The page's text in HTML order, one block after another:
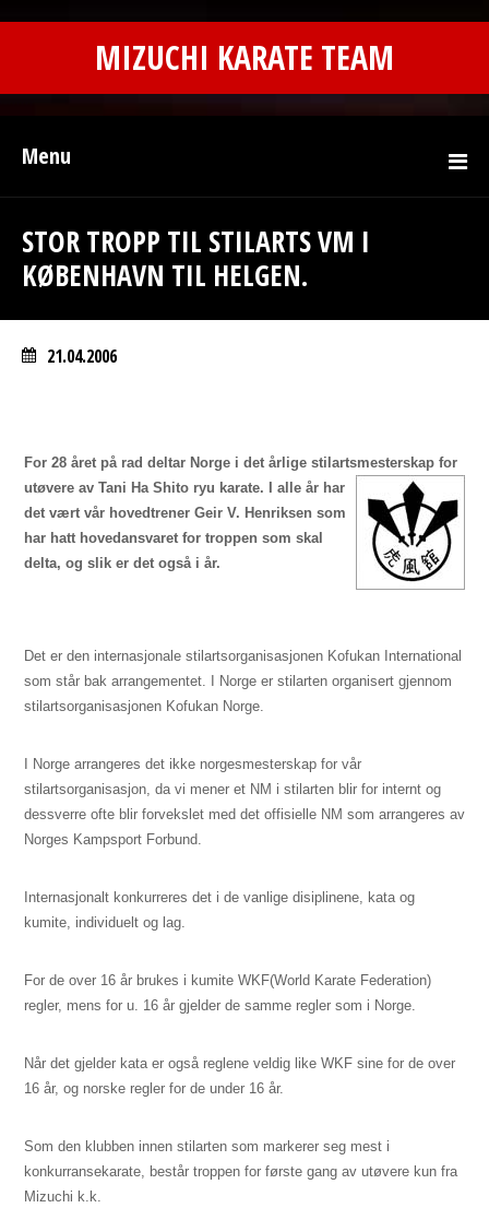
MIZUCHI KARATE TEAM
Menu
STOR TROPP TIL STILARTS VM I
KØBENHAVN TIL HELGEN.
21.04.2006
For 28 året på rad deltar Norge i det årlige stilartsmesterskap for
utøvere av Tani HaShito ryu karate. I alle år har
det vært vår hovedtrener Geir V. Henriksen som
har hatt hovedansvaret for troppen som skal
delta, og slik er det også i år.
Det er den internasjonale stilartsorganisasjonen Kofukan International
som står bak arrangementet. I Norge er stilarten organisert gjennom
stilartsorganisasjonen Kofukan Norge.
I Norge arrangeres det ikke norgesmesterskap for vår
stilartsorganisasjon, da vi mener et NM i stilarten blir for internt og
dessverre ofte blir forvekslet med det offisielle NM som arrangeres av
Norges Kampsport Forbund.
Internasjonalt konkurreres det i de vanlige disiplinene, kata og
kumite, individuelt og lag.
For de over 16 år brukes i kumite WKF(World Karate Federation)
regler, mens for u. 16 år gjelder de samme regler som i Norge.
Når det gjelder kata er også reglene veldig like WKF sine for de over
16 år, og norske regler for de under 16 år.
Som den klubben innen stilarten som markerer seg mest i
konkurransekarate, består troppen for første gang av utøvere kun fra
Mizuchi k.k.